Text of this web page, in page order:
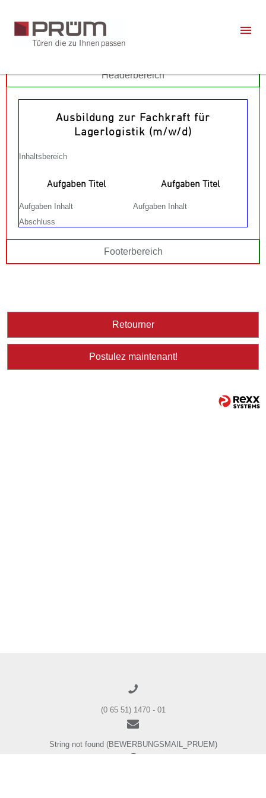
Headerbereich
Ausbildung zur Fachkraft für
Lagerlogistik (m/w/d)
Inhaltsbereich
Aufgaben Titel
Aufgaben Inhalt
Aufgaben Titel
Aufgaben Inhalt
Abschluss
Footerbereich
Retourner
Postulez maintenant!
(0 65 51) 1470 - 01
String not found (BEWERBUNGSMAIL_PRUEM)